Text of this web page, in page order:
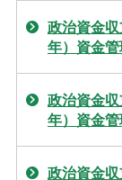
政治資金
年）資金管
政治資金
年）資金管
政治資金